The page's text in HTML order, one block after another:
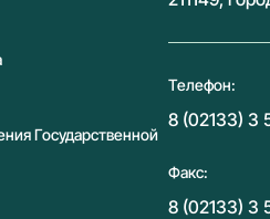
Государственной
Телефон:
8 (02133) 3
Факс:
8 (02133) 3